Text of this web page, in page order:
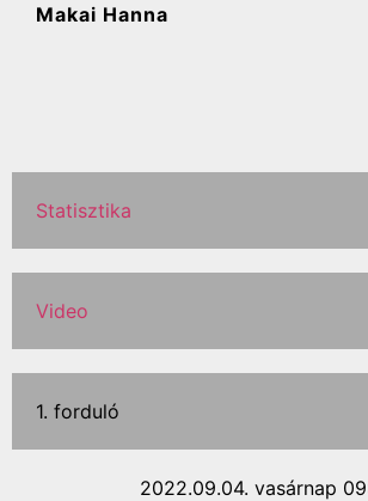
Makai Hanna
Statisztika
Video
1. forduló
2022.09.04. vasárnap